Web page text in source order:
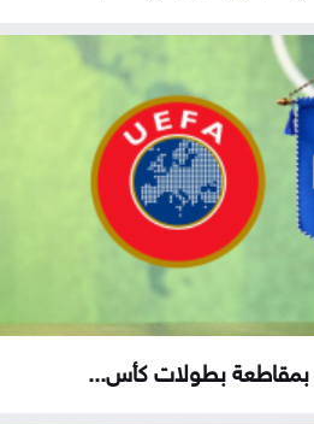
بمقاطعة بطولات كأس...